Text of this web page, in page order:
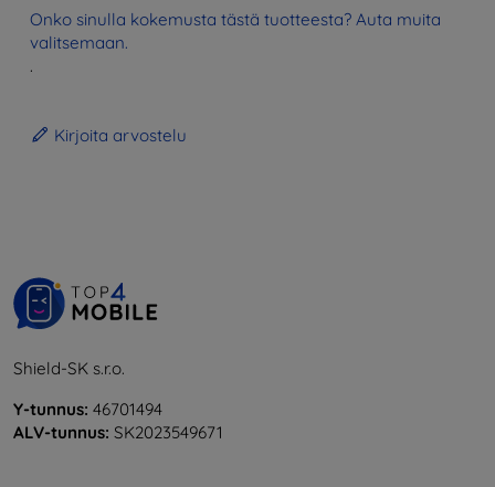
Onko sinulla kokemusta tästä tuotteesta? Auta muita
valitsemaan.
.
Kirjoita arvostelu
Shield-SK s.r.o.
Y-tunnus: 46701494
ALV-tunnus: SK2023549671